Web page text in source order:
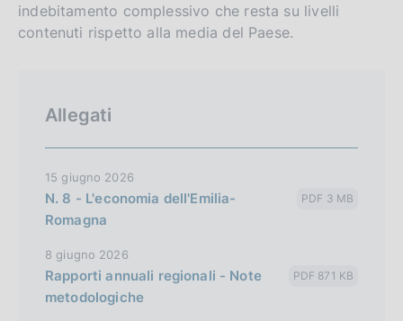
indebitamento complessivo che resta su livelli
contenuti rispetto alla media del Paese.
Allegati
15 giugno 2026
N. 8 - L'economia dell'Emilia-
Romagna
PDF 3 MB
8 giugno 2026
Rapporti annuali regionali - Note
metodologiche
PDF 871 KB